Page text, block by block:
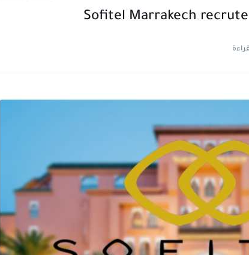
Sofitel Marrakech recrute